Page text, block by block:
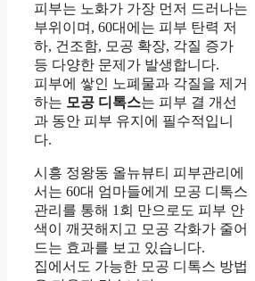
피부는 노화가 가장 먼저 드러나는
부위이며, 60대에는 피부 탄력 저
하, 건조함, 모공 확장, 각질 증가
등 다양한 문제가 발생합니다.
피부에 쌓인 노폐물과 각질을 제거
하는 모공 디톡스는 피부 결 개선
과 동안 피부 유지에 필수적입니
다.
시흥 정왕동 올뉴뷰티 피부관리에
서는 60대 엄마들에게 모공 디톡스
관리를 통해 1회 만으로도 피부 안
색이 깨끗해지고 모공 각화가 줄어
드는 효과를 보고 있습니다.
집에서도 가능한 모공 디톡스 방법